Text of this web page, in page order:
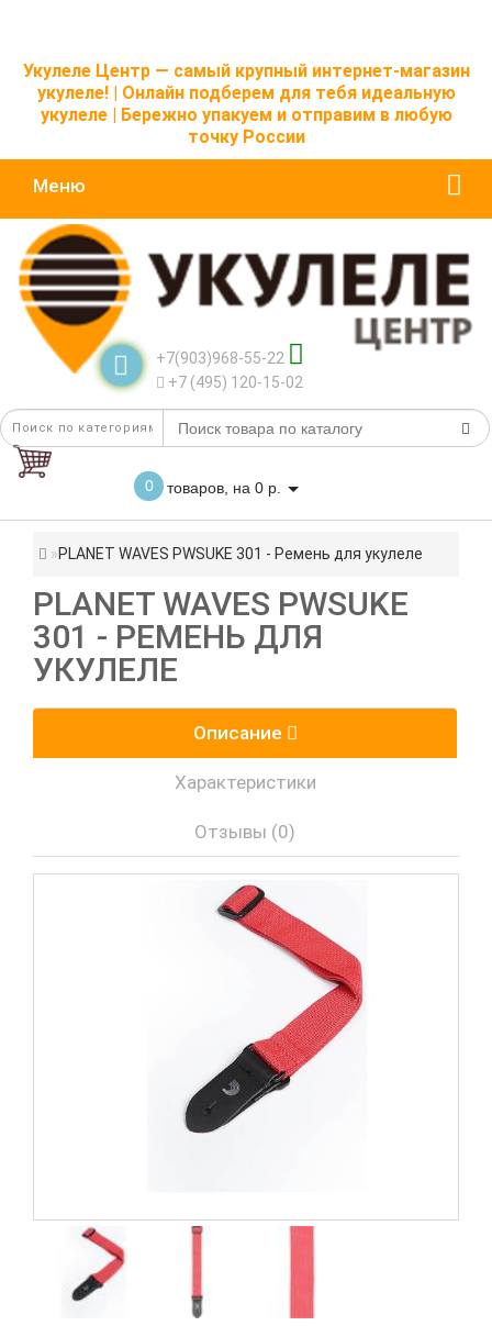
Укулеле Центр — самый крупный интернет-магазин
укулеле! | Онлайн подберем для тебя идеальную
укулеле | Бережно упакуем и отправим в любую
точку России
Меню
+7(903)968-55-22
+7 (495) 120-15-02
0 товаров, на 0 р.
PLANET WAVES PWSUKE 301 - Ремень для укулеле
PLANET WAVES PWSUKE
301 - РЕМЕНЬ ДЛЯ
УКУЛЕЛЕ
Описание
Характеристики
Отзывы (0)